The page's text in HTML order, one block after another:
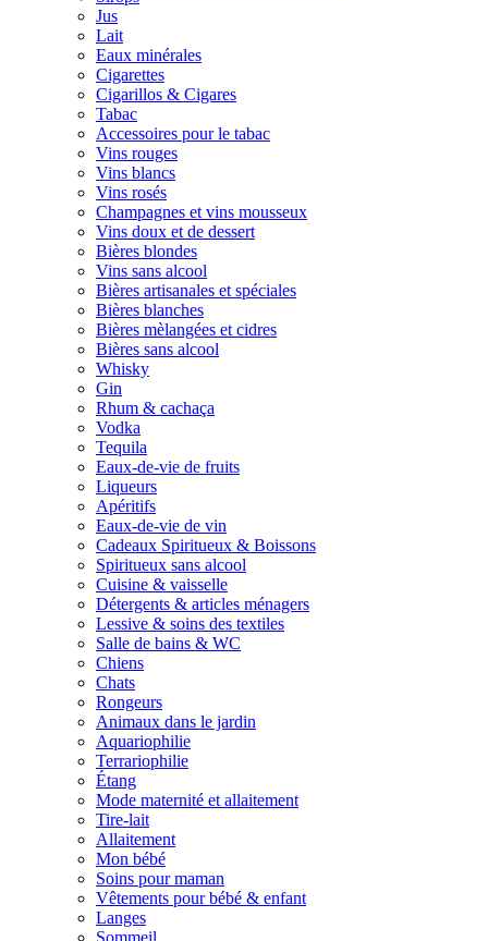
Jus
Lait
Eaux minérales
Cigarettes
Cigarillos & Cigares
Tabac
Accessoires pour le tabac
Vins rouges
Vins blancs
Vins rosés
Champagnes et vins mousseux
Vins doux et de dessert
Bières blondes
Vins sans alcool
Bières artisanales et spéciales
Bières blanches
Bières mèlangées et cidres
Bières sans alcool
Whisky
Gin
Rhum & cachaça
Vodka
Tequila
Eaux-de-vie de fruits
Liqueurs
Apéritifs
Eaux-de-vie de vin
Cadeaux Spiritueux & Boissons
Spiritueux sans alcool
Cuisine & vaisselle
Détergents & articles ménagers
Lessive & soins des textiles
Salle de bains & WC
Chiens
Chats
Rongeurs
Animaux dans le jardin
Aquariophilie
Terrariophilie
Étang
Mode maternité et allaitement
Tire-lait
Allaitement
Mon bébé
Soins pour maman
Vêtements pour bébé & enfant
Langes
Sommeil